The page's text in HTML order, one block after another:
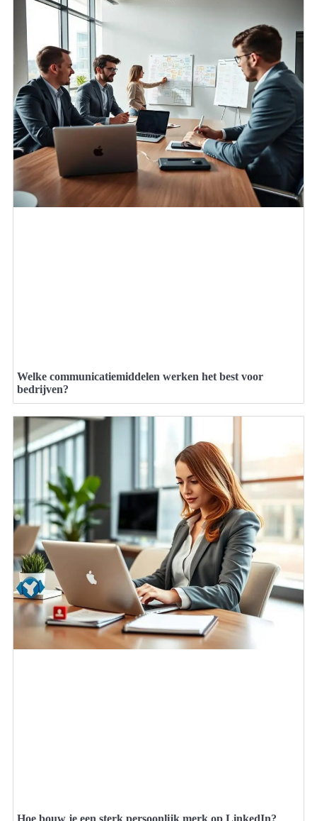
Welke communicatiemiddelen werken het best voor
bedrijven?
Hoe bouw je een sterk persoonlijk merk op LinkedIn?